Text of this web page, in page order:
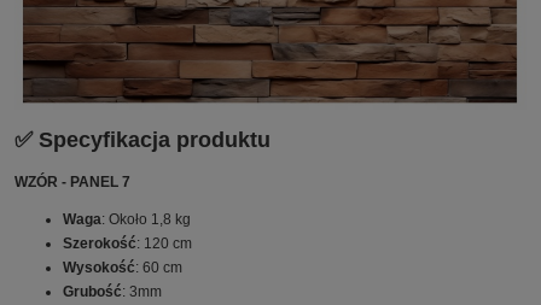
✅ Specyfikacja produktu
WZÓR - PANEL 7
Waga: Około 1,8 kg
Szerokość: 120 cm
Wysokość: 60 cm
Grubość: 3mm